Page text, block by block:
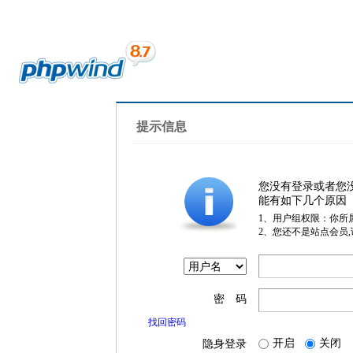
提示信息
您没有登录或者您
能有如下几个原因
1、用户组权限：你所
2、您还不是站点会员
密 码
找回密码
隐身登录 开启 关闭